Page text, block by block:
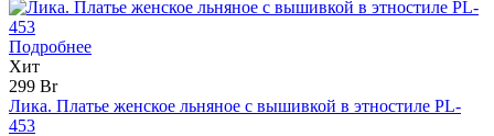
Подробнее
Хит
299 Br
Лика. Платье женское льняное с вышивкой в этностиле PL-
453